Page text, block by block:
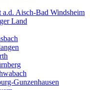
a.d. Aisch-Bad Windsheim
Land
Gunzenhausen